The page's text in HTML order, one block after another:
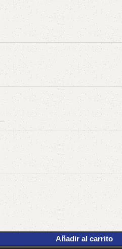
Añadir al carrito